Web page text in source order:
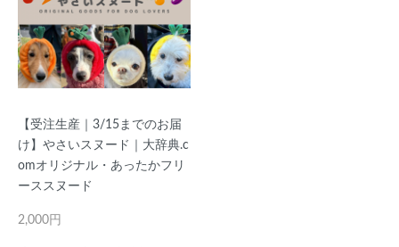
【受注生産｜3/15までのお届
け】やさいスヌード｜大辞典.c
omオリジナル・あったかフリ
ーススヌード
2,000円